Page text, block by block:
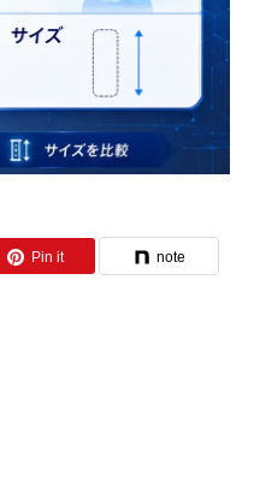
Pin it note